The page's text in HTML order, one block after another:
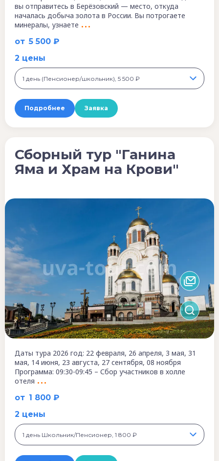
от 5 500 ₽
вы отправитесь в Берёзовский — место, откуда
началась добыча золота в России. Вы потрогаете
минералы, узнаете
2 цены
1 день (Пенсионер/школьник), 5 500 ₽
Подробнее Заявка
от 1 800 ₽
Сборный тур "Ганина
Яма и Храм на Крови"
Даты тура 2026 год: 22 февраля, 26 апреля, 3 мая, 31
мая, 14 июня, 23 августа, 27 сентября, 08 ноября
Программа: 09:30-09:45 – Сбор участников в холле
отеля
2 цены
1 день Школьник/Пенсионер, 1 800 ₽